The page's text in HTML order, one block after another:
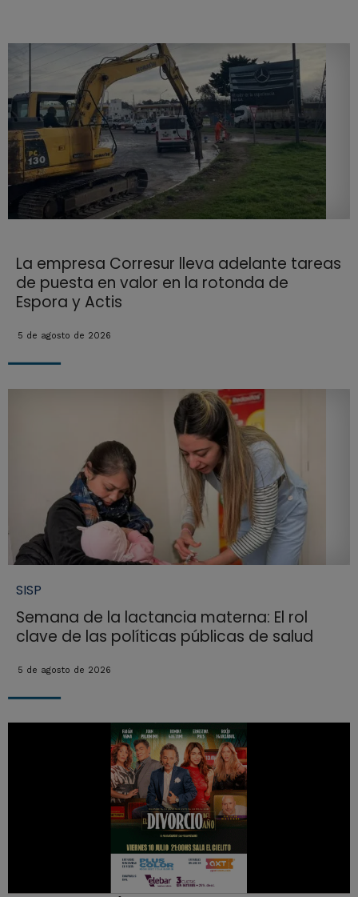
La empresa Corresur lleva adelante tareas
de puesta en valor en la rotonda de
Espora y Actis
5 de agosto de 2026
SISP
Semana de la lactancia materna: El rol
clave de las políticas públicas de salud
5 de agosto de 2026